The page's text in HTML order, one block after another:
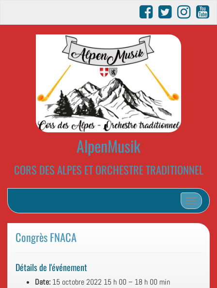
AlpenMusik
CORS DES ALPES ET ORCHESTRE TRADITIONNEL
Afficher/
Congrès FNACA
Détails de l'événement
Date: 15 octobre 2022 15 h 00 – 18 h 00 min